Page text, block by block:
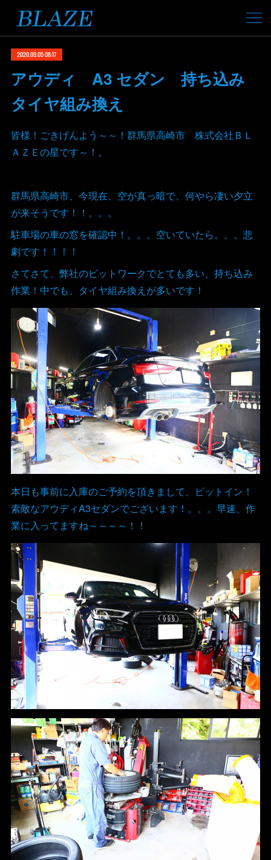
2020.09.05 08:17
アウディ A3 セダン 持ち込み
タイヤ組み換え
皆様！ごきげんよう～～！群馬県高崎市 株式会社ＢＬ
ＡＺＥの星です～！。
群馬県高崎市、今現在、空が真っ暗で、何やら凄い夕立
が来そうです！！。。。
駐車場の車の窓を確認中！。。。空いていたら。。。悲
劇です！！！！
さてさて、弊社のピットワークでとても多い、持ち込み
作業！中でも、タイヤ組み換えが多いです！
本日も事前に入庫のご予約を頂きまして、ピットイン！
素敵なアウディA3セダンでございます！。。。早速、作
業に入ってますね～～～～！！